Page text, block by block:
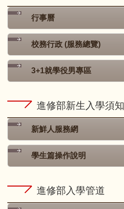
行事曆
校務行政 (服務總覽)
3+1就學役男專區
進修部新生入學須知
新鮮人服務網
學生篇操作說明
進修部入學管道